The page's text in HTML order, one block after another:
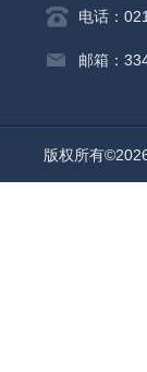
电话：
邮箱：
版权所有